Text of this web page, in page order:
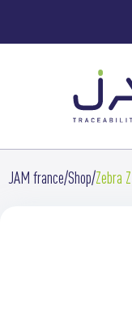
JAM france Shop Zebra